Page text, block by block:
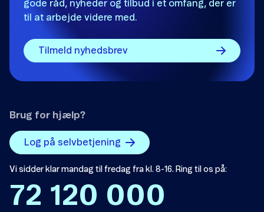
gode råd, nyheder og tilbud i et omfang, der er
til at arbejde videre med.
Tilmeld nyhedsbrev
Brug for hjælp?
Log på selvbetjening
Vi sidder klar mandag til fredag fra kl. 8-16. Ring til os på:
72 120 000